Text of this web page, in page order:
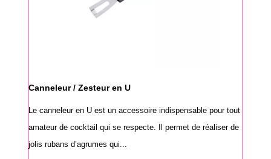
Canneleur / Zesteur en U
Le canneleur en U est un accessoire indispensable pour tout
amateur de cocktail qui se respecte. Il permet de réaliser de
jolis rubans d’agrumes qui...